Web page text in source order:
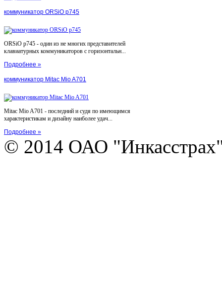
коммуникатор ORSiO p745
ORSiO p745 - один из не многих представителей
клавиатурных коммуникаторов с горизонтальн...
Подробнее »
коммуникатор Mitac Mio A701
Mitac Mio A701 - последний и судя по имеющимся
характеристикам и дизайну наиболее удач...
Подробнее »
© 2014 ОАО